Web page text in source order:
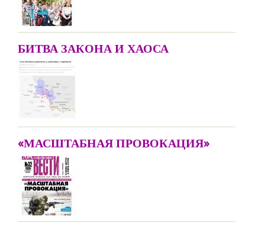
БИТВА ЗАКОНА И ХАОСА
«МАСШТАБНАЯ ПРОВОКАЦИЯ»